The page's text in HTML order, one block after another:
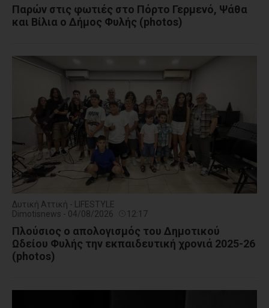
Παρών στις φωτιές στο Πόρτο Γερμενό, Ψάθα
και Βίλια ο Δήμος Φυλής (photos)
Δυτική Αττική - LIFESTYLE
Dimotisnews - 04/08/2026
12:17
Πλούσιος ο απολογισμός του Δημοτικού
Ωδείου Φυλής την εκπαιδευτική χρονιά 2025-26
(photos)